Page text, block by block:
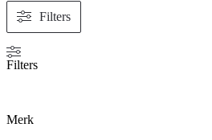
Filters
Filters
Merk